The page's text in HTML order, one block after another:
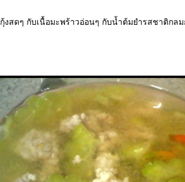
กุ้งสดๆ กับเนื้อมะพร้าวอ่อนๆ กับน้ำต้มยำรสชาติกล